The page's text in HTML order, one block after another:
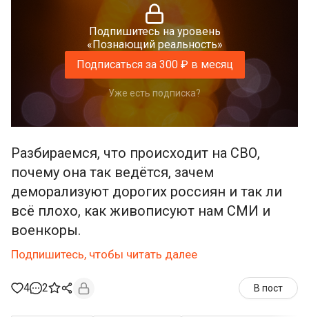
Подпишитесь на уровень
«Познающий реальность»
Подписаться за 300 ₽ в месяц
Уже есть подписка?
Разбираемся, что происходит на СВО,
почему она так ведётся, зачем
деморализуют дорогих россиян и так ли
всё плохо, как живописуют нам СМИ и
военкоры.
Подпишитесь, чтобы читать далее
4 2 В пост